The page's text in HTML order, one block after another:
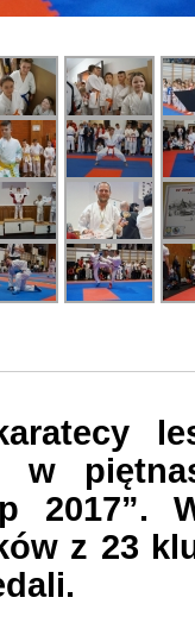
w
2017”.
z 23